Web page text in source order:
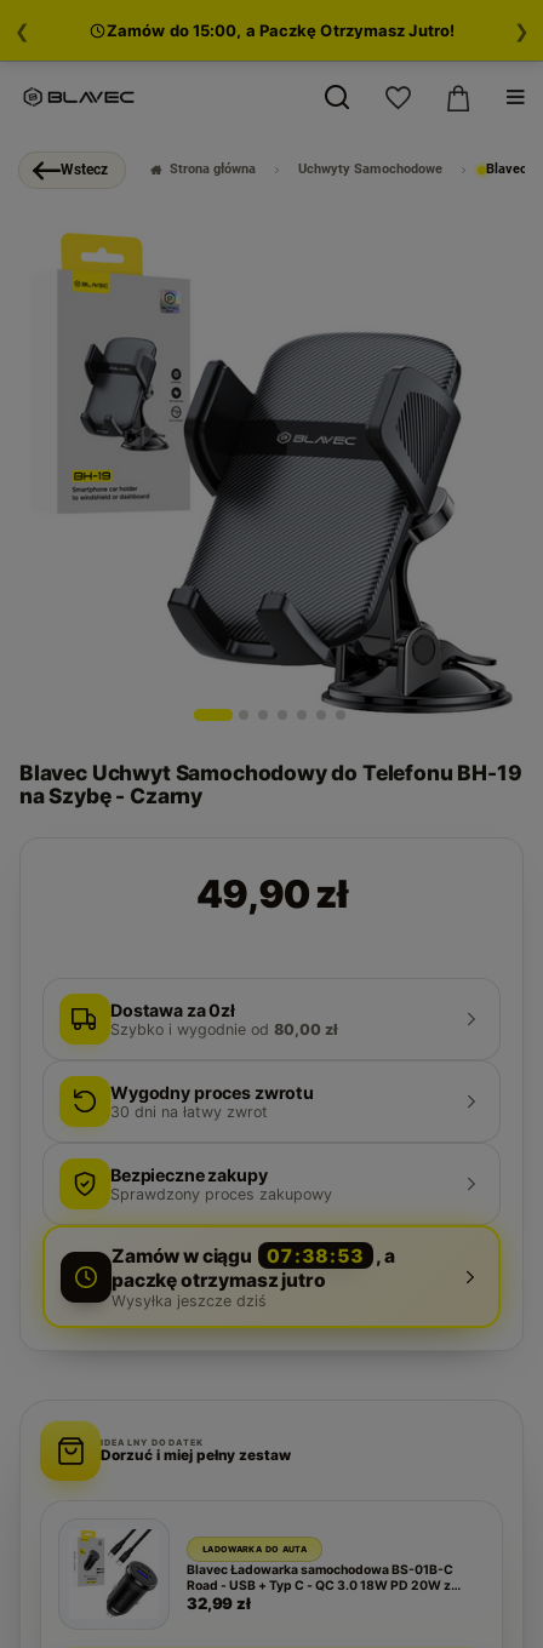
asortyment z kodem „Blavec5” Zamów
❮ ❯
Strona główna Uchwyty Samochodowe Blavec
Blavec Uchwyt Samochodowy do Telefonu BH-19
na Szybę - Czarny
49,90 zł
Dostawa za 0zł
Szybko i wygodnie od 80,00 zł
Wygodny proces zwrotu
30 dni na łatwy zwrot
Bezpieczne zakupy
Sprawdzony proces zakupowy
Zamów w ciągu 07:38:53
, a
paczkę otrzymasz jutro
Wysyłka jeszcze dziś
IDEALNY DODATEK
Dorzuć i miej pełny zestaw
ŁADOWARKA DO AUTA
Blavec Ładowarka samochodowa BS-01B-C
Road - USB + Typ C - QC 3.0 18W PD 20W z
kablem Typ C na Typ C (CCBS01BCR-UCB)
czarna
32,99 zł